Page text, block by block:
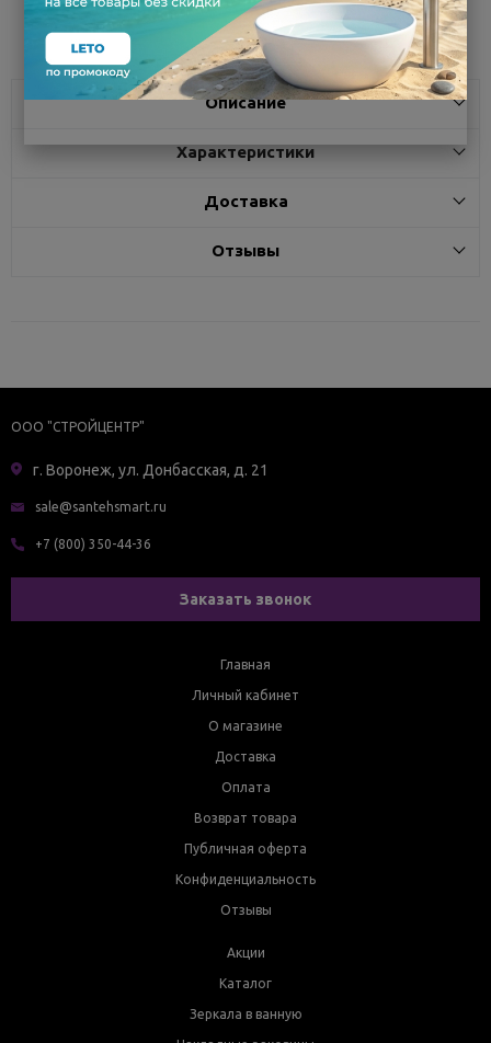
Поделиться
Описание
Характеристики
Доставка
Отзывы
ООО "СТРОЙЦЕНТР"
г. Воронеж, ул. Донбасская, д. 21
sale@santehsmart.ru
+7 (800) 350-44-36
Заказать звонок
Главная
Личный кабинет
О магазине
Доставка
Оплата
Возврат товара
Публичная оферта
Конфиденциальность
Отзывы
Акции
Каталог
Зеркала в ванную